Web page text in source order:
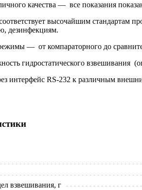
качества — все показания
высочайшим стандартам
дезинфекциям.
— от компараторного до
гидростатического взвешивания
интерфейс RS-232 к различным
взвешивания, г